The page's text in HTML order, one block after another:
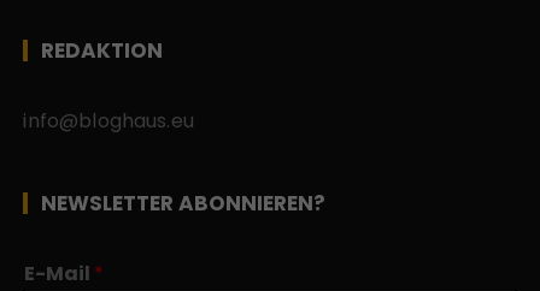
REDAKTION
info@bloghaus.eu
NEWSLETTER ABONNIEREN?
E-Mail *